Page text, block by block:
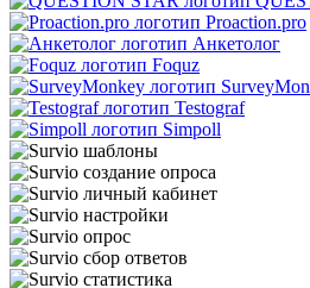
Proaction.pro
Анкетолог
Foquz
Testograf
Simpoll